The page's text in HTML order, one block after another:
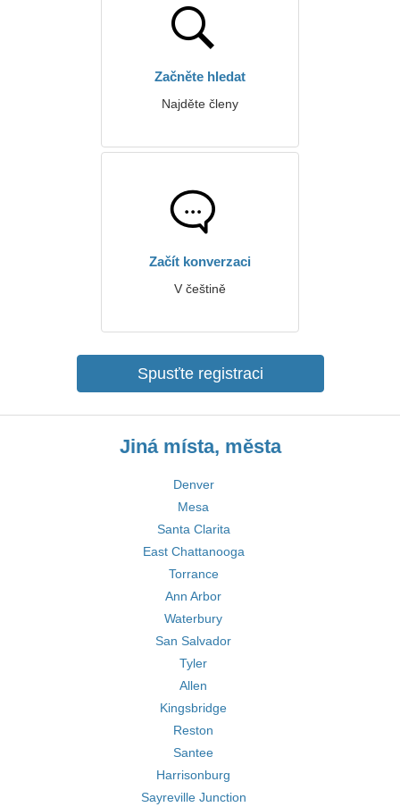
Začněte hledat
Najděte členy
Začít konverzaci
V češtině
Spusťte registraci
Jiná místa, města
Denver
Mesa
Santa Clarita
East Chattanooga
Torrance
Ann Arbor
Waterbury
San Salvador
Tyler
Allen
Kingsbridge
Reston
Santee
Harrisonburg
Sayreville Junction